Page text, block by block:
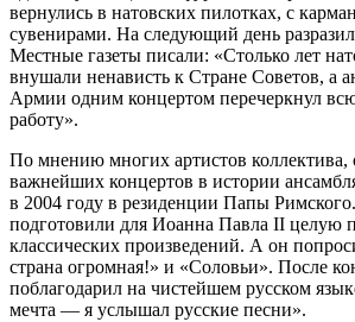
вернулись в натовских пилотках, с
сувенирами. На следующий день
Местные газеты писали: «Столько лет
внушали ненависть к Стране Советов, а
Армии одним концертом перечеркнул
работу».
По мнению многих артистов коллектива,
важнейших концертов в истории
в 2004 году в резиденции Папы
подготовили для Иоанна Павла II целую
классических произведений. А он
страна огромная!» и «Соловьи». После
поблагодарил на чистейшем русском
мечта — я услышал русские песни».